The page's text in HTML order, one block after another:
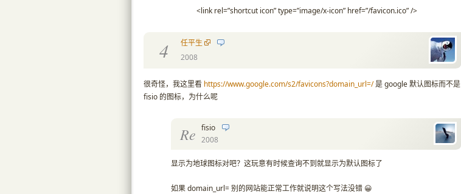
<link rel=”shortcut icon” type=”image/x-icon” href=”/favicon.ico” />
4
任平生
2008
很奇怪，我这里看 https://www.google.com/s2/favicons?domain_url=/是 google 默认图标而不是
fisio 的图标，为什么呢
Re fisio
2008
显示为地球图标对吧？这玩意有时候查询不到就显示为默认图标了
如果 domain_url= 别的网站能正常工作就说明这个写法没错 😀